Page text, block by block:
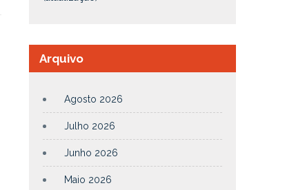
Arquivo
Agosto 2026
Julho 2026
Junho 2026
Maio 2026